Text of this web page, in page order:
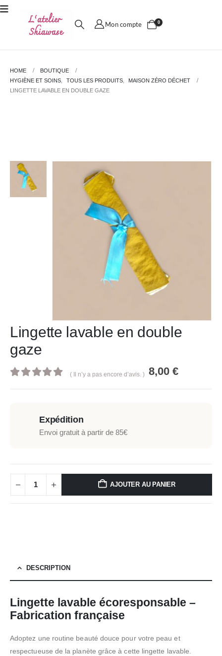
Mon compte 0
HOME
BOUTIQUE
HYGIÈNE ET SOINS
TOUS LES PRODUITS
MAISON ZÉRO DÉCHET
LINGETTE LAVABLE EN DOUBLE GAZE
Lingette lavable en double
gaze
( Il n’y a pas encore d’avis. ) 8,00€
Expédition
Envoi gratuit à partir de 85€
AJOUTER AU PANIER
DESCRIPTION
Lingette lavable écoresponsable –
Fabrication française
Adoptez une routine beauté douce pour votre peau et
respectueuse de la planète grâce à cette lingette lavable.